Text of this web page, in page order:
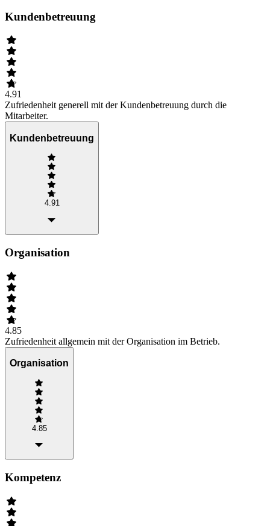
Kundenbetreuung
4.91
Zufriedenheit generell mit der Kundenbetreuung durch die
Mitarbeiter.
Kundenbetreuung
4.91
Organisation
4.85
Zufriedenheit allgemein mit der Organisation im Betrieb.
Organisation
4.85
Kompetenz